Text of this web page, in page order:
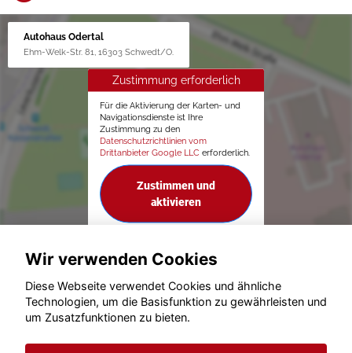
Autohaus Odertal
Ehm-Welk-Str. 81, 16303 Schwedt/O.
Zustimmung erforderlich
Für die Aktivierung der Karten- und
Navigationsdienste ist Ihre
Zustimmung zu den
Datenschutzrichtlinien vom
Drittanbieter Google LLC erforderlich.
Zustimmen und
aktivieren
© konjunkturmotor.de GmbH 2020 - 2026
Wir verwenden Cookies
Diese Webseite verwendet Cookies und ähnliche
Technologien, um die Basisfunktion zu gewährleisten und
um Zusatzfunktionen zu bieten.